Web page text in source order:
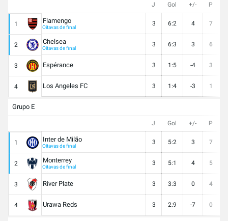
J Gol +/- P
1 Flamengo
Oitavas de final
3 6:2 4 7
2 Chelsea
Oitavas de final
3 6:3 3 6
3 Espérance 3 1:5 -4 3
4 Los Angeles FC 3 1:4 -3 1
Grupo E
J Gol +/- P
1 Inter de Milão
Oitavas de final
3 5:2 3 7
2 Monterrey
Oitavas de final
3 5:1 4 5
3 River Plate 3 3:3 0 4
4 Urawa Reds 3 2:9 -7 0